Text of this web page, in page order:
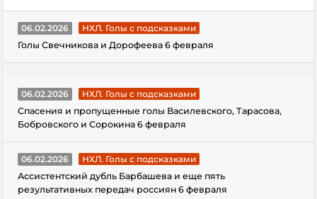
06.02.2026
НХЛ. Голы с подсказками
Голы Свечникова и Дорофеева 6 февраля
06.02.2026
НХЛ. Голы с подсказками
Спасения и пропущенные голы Василевского, Тарасова,
Бобровского и Сорокина 6 февраля
06.02.2026
НХЛ. Голы с подсказками
Ассистентский дубль Барбашева и еще пять
результативных передач россиян 6 февраля